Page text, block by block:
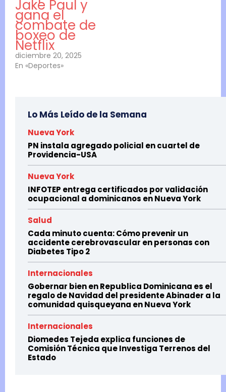
Jake Paul y
gana el
combate de
boxeo de
Netflix
diciembre 20, 2025
En «Deportes»
Lo Más Leído de la Semana
Nueva York
PN instala agregado policial en cuartel de
Providencia-USA
Nueva York
INFOTEP entrega certificados por validación
ocupacional a dominicanos en Nueva York
Salud
Cada minuto cuenta: Cómo prevenir un
accidente cerebrovascular en personas con
Diabetes Tipo 2
Internacionales
Gobernar bien en Republica Dominicana es el
regalo de Navidad del presidente Abinader a la
comunidad quisqueyana en Nueva York
Internacionales
Diomedes Tejeda explica funciones de
Comisión Técnica que Investiga Terrenos del
Estado